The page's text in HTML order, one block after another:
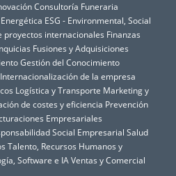
Consultoría Funeraria
ESG - Environmental, Social
proyectos internacionales Finanzas
Fusiones y Adquisiciones
Gestión del Conocimiento
Internacionalización de la empresa
Logística y Transporte Marketing y
de costes y eficiencia Prevención
Empresariales
Social Empresarial Salud
Talento, Recursos Humanos y
Software e IA Ventas y Comercial